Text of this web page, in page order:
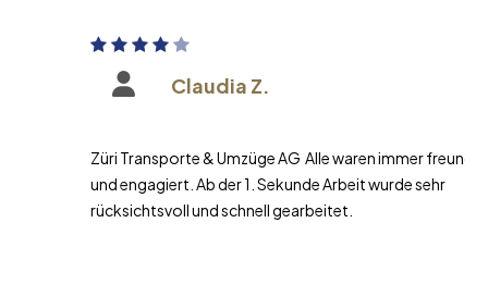
Claudia Z.
Züri Transporte & Umzüge AG Alle waren immer freundlich
und engagiert. Ab der 1. Sekunde Arbeit wurde sehr
rücksichtsvoll und schnell gearbeitet.